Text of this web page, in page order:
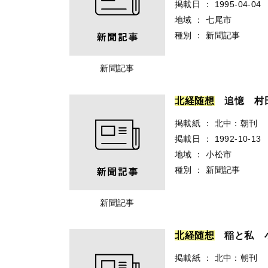
新聞記事
掲載日
：
1995-04-04
地域
：
七尾市
種別
： 新聞記事
新聞記事
北経随想 追憶 村
掲載紙 ：
北中：朝刊
掲載日
：
1992-10-13
地域
：
小松市
種別
： 新聞記事
北経随想 稲と私
掲載紙 ：
北中：朝刊